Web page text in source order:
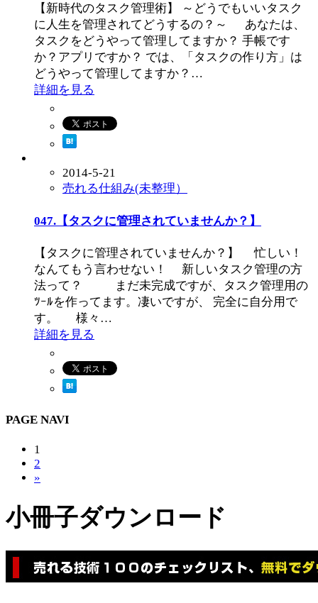
【新時代のタスク管理術】 ～どうでもいいタスク
に人生を管理されてどうするの？～ あなたは、
タスクをどうやって管理してますか？ 手帳です
か？アプリですか？ では、「タスクの作り方」は
どうやって管理してますか？…
詳細を見る
2014-5-21
売れる仕組み(未整理）
047.【タスクに管理されていませんか？】
【タスクに管理されていませんか？】 忙しい！
なんてもう言わせない！ 新しいタスク管理の方
法って？ まだ未完成ですが、タスク管理用の
ﾂｰﾙを作ってます。凄いですが、 完全に自分用で
す。 様々…
詳細を見る
PAGE NAVI
1
2
»
小冊子ダウンロード